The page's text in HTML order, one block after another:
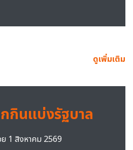
ดูเพิ่มเติม
กินแบ่งรัฐบาล
ย 1 สิงหาคม 2569